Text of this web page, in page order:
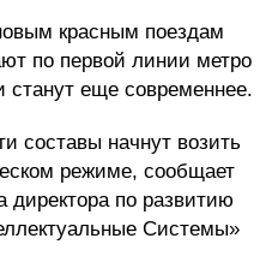
красным поездам
по первой линии метро
станут еще современнее.
составы начнут возить
режиме, сообщает
директора по развитию
Системы»